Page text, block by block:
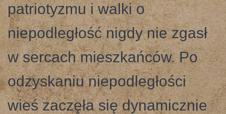
patriotyzmu i walki o
niepodległość nigdy nie zgasł
w sercach mieszkańców. Po
odzyskaniu niepodległości
wieś zaczęła się dynamicznie